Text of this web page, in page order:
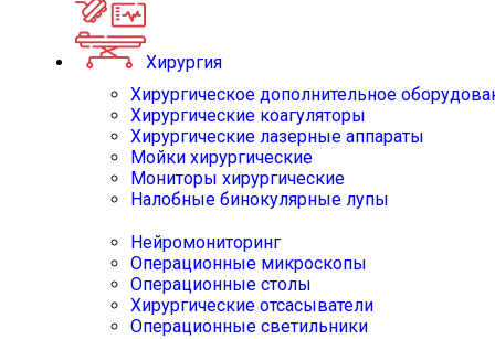
Хирургия
Хирургическое дополнительное
Хирургические коагуляторы
Хирургические лазерные аппараты
Мойки хирургические
Мониторы хирургические
Налобные бинокулярные лупы
Нейромониторинг
Операционные микроскопы
Операционные столы
Хирургические отсасыватели
Операционные светильники